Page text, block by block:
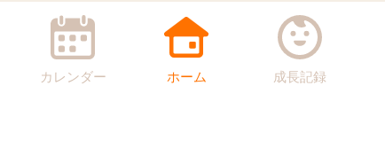
カレンダー ホーム 成長記録